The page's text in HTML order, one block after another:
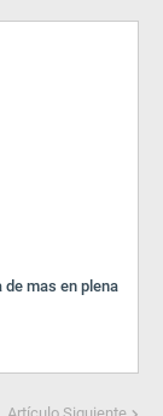
mas en plena